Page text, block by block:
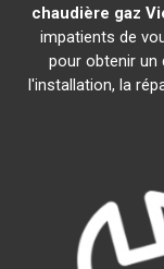
chaudière gaz
impatients de
pour obtenir un
l'installation, la